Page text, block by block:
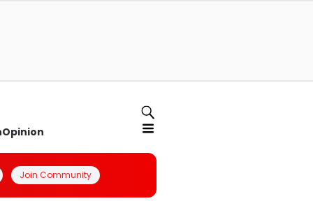
Opinion
Join Community